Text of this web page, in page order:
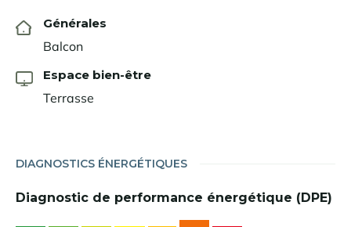
Générales
Balcon
Espace bien-être
Terrasse
DIAGNOSTICS ÉNERGÉTIQUES
Diagnostic de performance énergétique (DPE)